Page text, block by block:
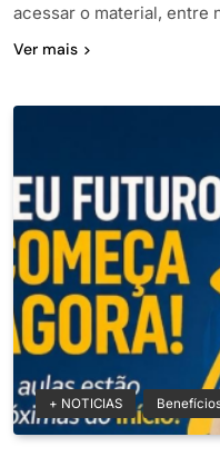
acessar o material, entre
Ver mais
+ NOTICIAS